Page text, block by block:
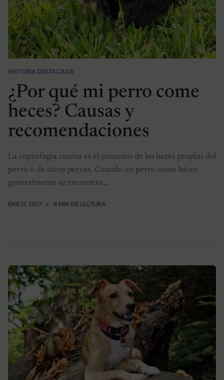
HISTORIA DESTACADA
¿Por qué mi perro come
heces? Causas y
recomendaciones
La coprofagia canina es el consumo de las heces propias del
perro o de otros perros. Cuando un perro come heces
generalmente se encuentra…
ENE 17, 2017 4 MIN DE LECTURA